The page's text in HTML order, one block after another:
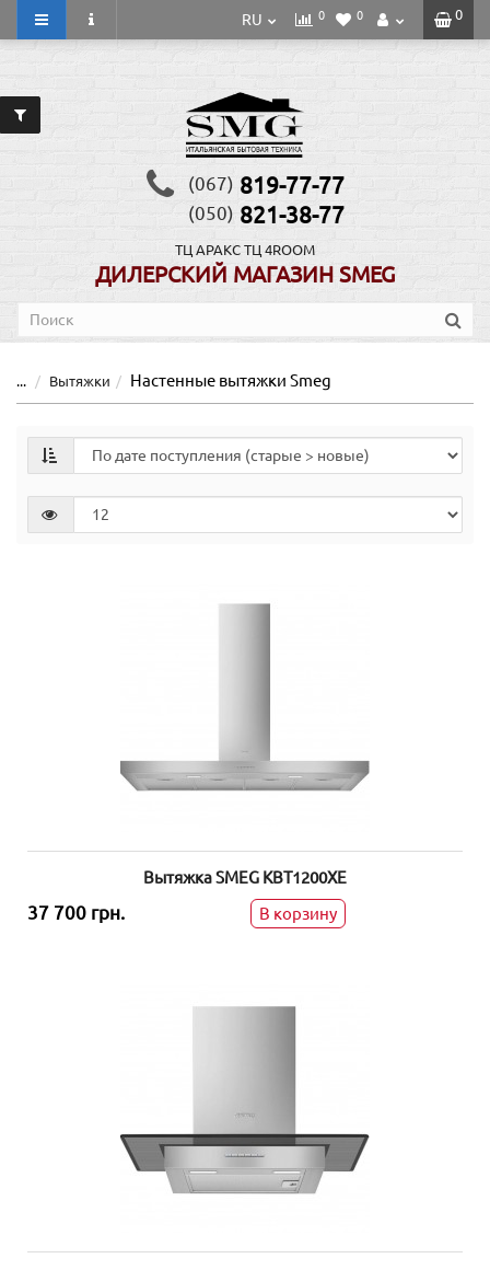
0
RU 0 0
(067) 819-77-77
(050) 821-38-77
ТЦ АРАКС ТЦ 4ROOM
ДИЛЕРСКИЙ МАГАЗИН SMEG
... Вытяжки Настенные вытяжки Smeg
Вытяжка SMEG KBT1200XE
37 700 грн. В корзину